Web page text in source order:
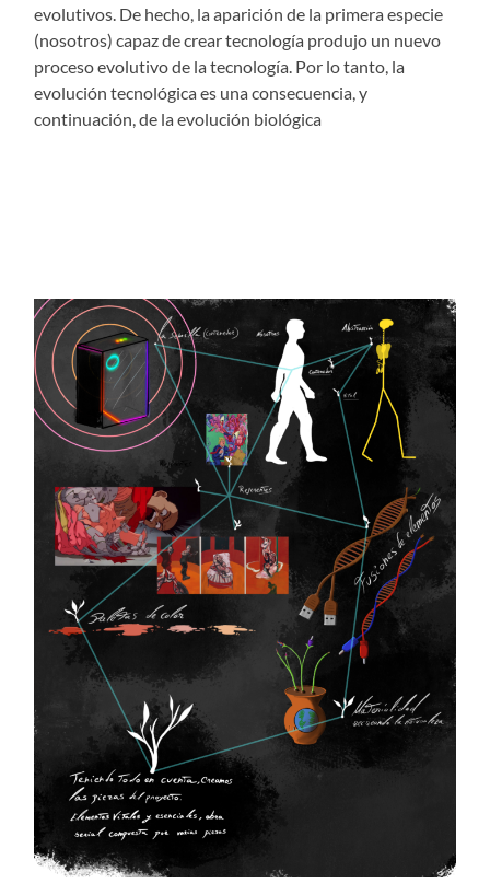
evolutivos. De hecho, la aparición de la primera especie
(nosotros) capaz de crear tecnología produjo un nuevo
proceso evolutivo de la tecnología. Por lo tanto, la
evolución tecnológica es una consecuencia, y
continuación, de la evolución biológica